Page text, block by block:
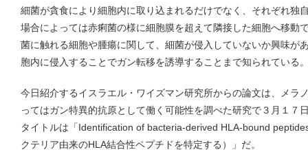
細菌が貪食により細胞内に取り込まれるだけでなく、それぞれ独
場合によっては赤痢菌の様に細胞膜を超えて隣接した細胞へ移動
菌に触れる細胞や腫瘍に関して、細菌が侵入していないか興味が
胞内に侵入することでガン転移を誘導することまで知られている
今日紹介するイスラエル・ワイズマン研究所からの論文は、メラ
ってはガン特異的抗原として働く可能性を調べた研究で３月１７
タイトルは「Identification of bacteria-derived HLA-bound
クテリア由来のHLA結合性ペプチドを特定する）」だ。